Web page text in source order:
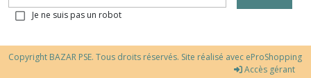
Je ne suis pas un robot
Copyright BAZAR PSE. Tous droits réservés. Site réalisé avec eProShopping
Accès gérant